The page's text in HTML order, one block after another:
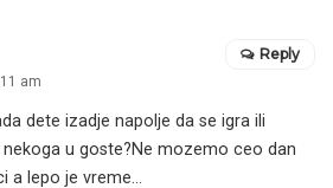
am
dete izadje napolje da se igra ili
u goste?Ne mozemo ceo dan
a lepo je vreme…
Reply